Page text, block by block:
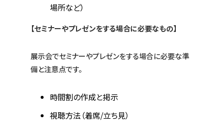
場所など）
【セミナーやプレゼンをする場合に必要なもの】
展示会でセミナーやプレゼンをする場合に必要な準
備と注意点です。
時間割の作成と掲示
視聴方法（着席/立ち見）